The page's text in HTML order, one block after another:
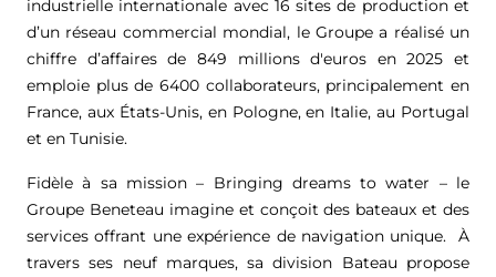
industrielle internationale avec 16 sites de production et
d’un réseau commercial mondial, le Groupe a réalisé un
chiffre d’affaires de 849 millions d'euros en 2025 et
emploie plus de 6400 collaborateurs, principalement en
France, aux États-Unis, en Pologne, en Italie, au Portugal
et en Tunisie.
Fidèle à sa mission – Bringing dreams to water – le
Groupe Beneteau imagine et conçoit des bateaux et des
services offrant une expérience de navigation unique. À
travers ses neuf marques, sa division Bateau propose